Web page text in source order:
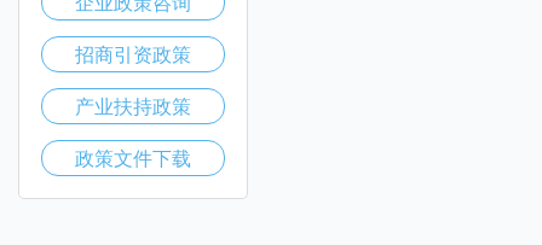
招商引资政策
产业扶持政策
政策文件下载